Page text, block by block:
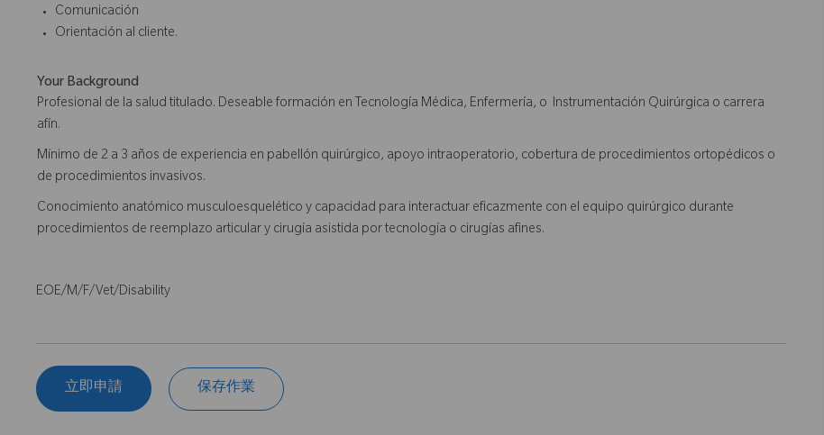
Comunicación
Orientación al cliente.
Your Background
Profesional de la salud titulado. Deseable formación en Tecnología Médica, Enfermería, o Instrumentación Quirúrgica o carrera
afín.
Mínimo de 2 a 3 años de experiencia en pabellón quirúrgico, apoyo intraoperatorio, cobertura de procedimientos ortopédicos o
de procedimientos invasivos.
Conocimiento anatómico musculoesquelético y capacidad para interactuar eficazmente con el equipo quirúrgico durante
procedimientos de reemplazo articular y cirugía asistida por tecnología o cirugías afines.
EOE/M/F/Vet/Disability
立即申請 保存作業